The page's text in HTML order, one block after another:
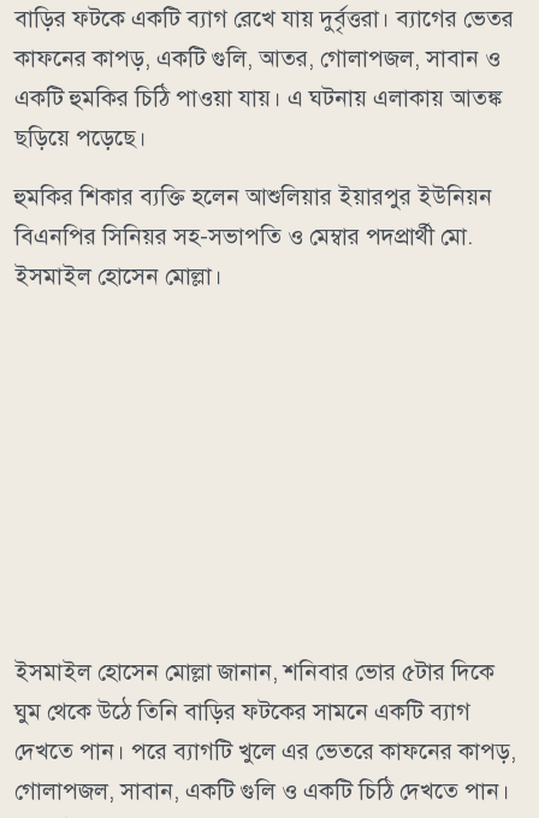
বাড়ির ফটকে একটি ব্যাগ রেখে যায় দুর্বৃত্তরা। ব্যাগের ভেতর
কাফনের কাপড়, একটি গুলি, আতর, গোলাপজল, সাবান ও
একটি হুমকির চিঠি পাওয়া যায়। এ ঘটনায় এলাকায় আতঙ্ক
ছড়িয়ে পড়েছে।
হুমকির শিকার ব্যক্তি হলেন আশুলিয়ার ইয়ারপুর ইউনিয়ন
বিএনপির সিনিয়র সহ-সভাপতি ও মেম্বার পদপ্রার্থী মো.
ইসমাইল হোসেন মোল্লা।
ইসমাইল হোসেন মোল্লা জানান, শনিবার ভোর ৫টার দিকে
ঘুম থেকে উঠে তিনি বাড়ির ফটকের সামনে একটি ব্যাগ
দেখতে পান। পরে ব্যাগটি খুলে এর ভেতরে কাফনের কাপড়,
গোলাপজল, সাবান, একটি গুলি ও একটি চিঠি দেখতে পান।